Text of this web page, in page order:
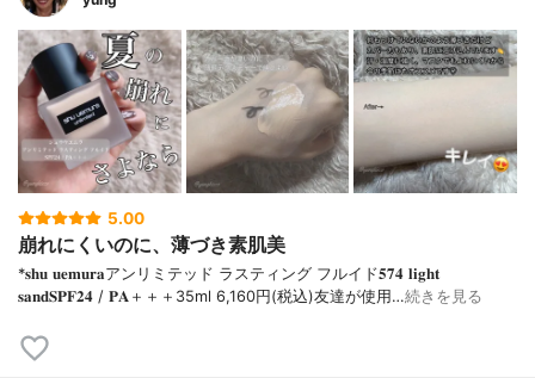
5.00
崩れにくいのに、薄づき素肌美
*𝐬𝐡𝐮 𝐮𝐞𝐦𝐮𝐫𝐚アンリミテッド ラスティング フルイド𝟓𝟕𝟒 𝐥𝐢𝐠𝐡𝐭
𝐬𝐚𝐧𝐝𝐒𝐏𝐅𝟐𝟒 / 𝐏𝐀＋＋＋⁡35ml 6,160円(税込)⁡友達が使用…続きを見る